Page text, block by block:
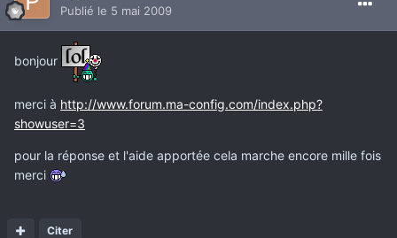
Publié le 5 mai 2009
bonjour
merci à http://www.forum.ma-config.com/index.php?
showuser=3
pour la réponse et l'aide apportée cela marche encore mille fois
merci
Citer